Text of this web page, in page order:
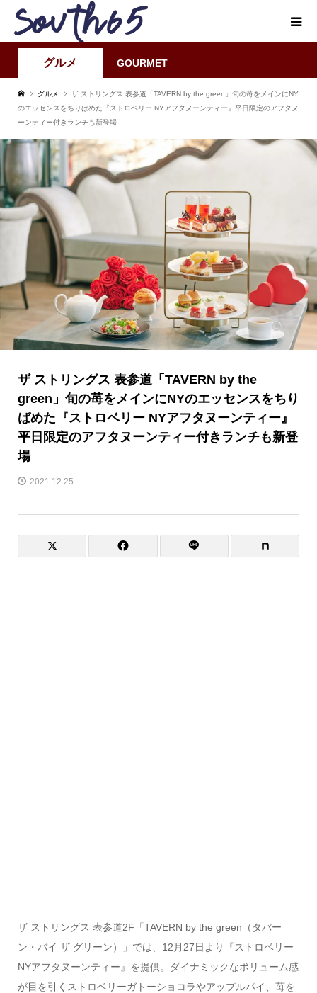
グルメ GOURMET
グルメ
ザ ストリングス 表参道「TAVERN by the green」旬の苺をメインにNY
のエッセンスをちりばめた『ストロベリー NYアフタヌーンティー』平日限定のアフタヌ
ーンティー付きランチも新登場
ザ ストリングス 表参道「TAVERN by the
green」旬の苺をメインにNYのエッセンスをちり
ばめた『ストロベリー NYアフタヌーンティー』
平日限定のアフタヌーンティー付きランチも新登
場
2021.12.25
ザ ストリングス 表参道2F「TAVERN by the green （タバー
ン・バイ ザ グリーン）」では、 12月27日より『ストロベリー
NYアフタヌーンティー』を提供。ダイナミックなボリューム感
が目を引くストロベリーガトーショコラやアップルパイ、苺を